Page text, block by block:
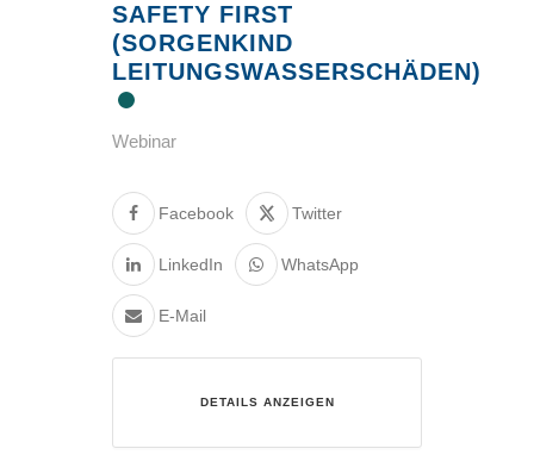
SAFETY FIRST
(SORGENKIND
LEITUNGSWASSERSCHÄDEN)
Webinar
Facebook Twitter
LinkedIn WhatsApp
E-Mail
DETAILS ANZEIGEN